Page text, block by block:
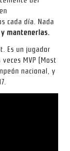
cada día. Nada
mantenerlas.
Es un jugador
MVP (Most
nacional, y